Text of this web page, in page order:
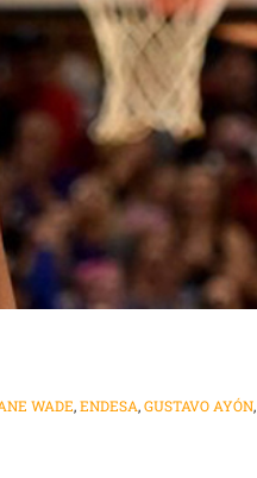
WADE,ENDESA,GUSTAVO AYÓN,